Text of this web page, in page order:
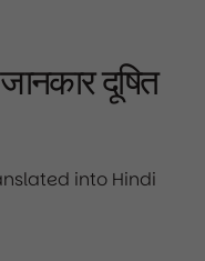
दूषित
into Hindi